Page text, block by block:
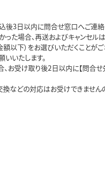
3日以内に問合せ窓口へご連絡
た場合、再送およびキャンセルは
以下）をお選びいただくことがご
いたします。
受け取り後2日以内に【問合せ
などの対応はお受けできません